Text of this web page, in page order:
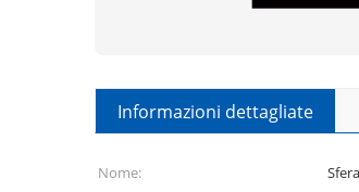
Informazioni dettagliate
Nome: